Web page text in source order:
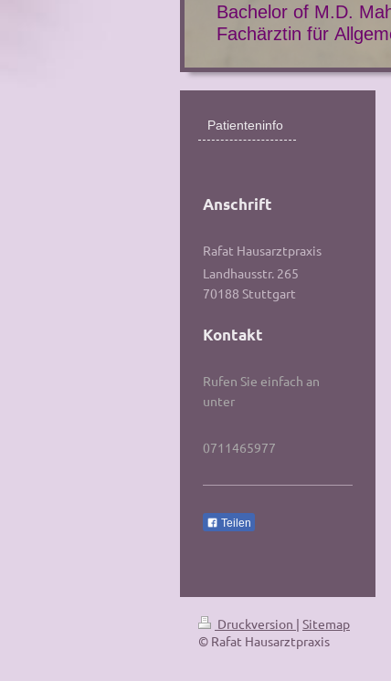
Bachelor of M.D.
Fachärztin für
Patienteninfo
Anschrift
Rafat Hausarztpraxis
Landhausstr. 265
70188 Stuttgart
Kontakt
Rufen Sie einfach an
unter
0711465977
Teilen
Druckversion | Sitemap
© Rafat Hausarztpraxis